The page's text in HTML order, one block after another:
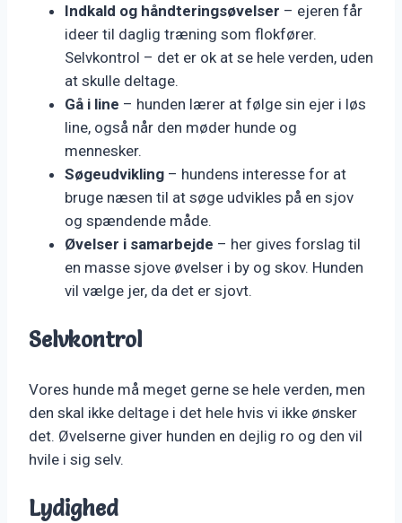
Indkald og håndteringsøvelser – ejeren får
ideer til daglig træning som flokfører.
Selvkontrol – det er ok at se hele verden, uden
at skulle deltage.
Gå i line – hunden lærer at følge sin ejer i løs
line, også når den møder hunde og
mennesker.
Søgeudvikling – hundens interesse for at
bruge næsen til at søge udvikles på en sjov
og spændende måde.
Øvelser i samarbejde – her gives forslag til
en masse sjove øvelser i by og skov. Hunden
vil vælge jer, da det er sjovt.
Selvkontrol
Vores hunde må meget gerne se hele verden, men
den skal ikke deltage i det hele hvis vi ikke ønsker
det. Øvelserne giver hunden en dejlig ro og den vil
hvile i sig selv.
Lydighed